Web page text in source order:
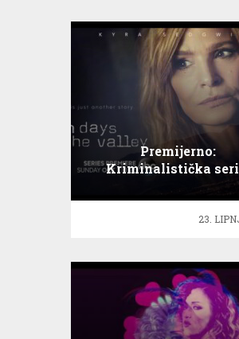
Premijerno:
Kriminalistička
23.